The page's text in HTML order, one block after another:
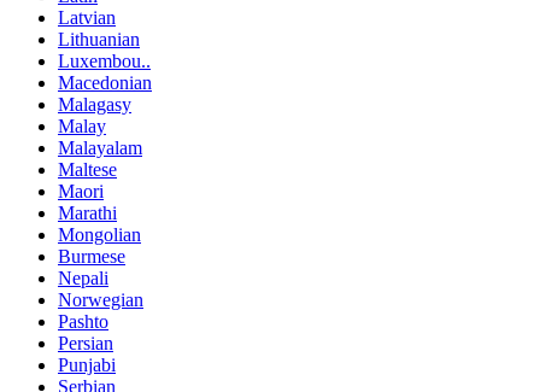
Latvian
Lithuanian
Luxembou..
Macedonian
Malagasy
Malay
Malayalam
Maltese
Maori
Marathi
Mongolian
Burmese
Nepali
Norwegian
Pashto
Persian
Punjabi
Serbian